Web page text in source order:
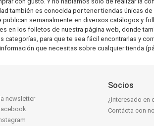
también es conocida por tener tiendas únicas
semanalmente en diversos catálogos y
en los folletos de nuestra página web, donde
para que te sea fácil encontrarlas y
que necesitas sobre cualquier tienda
newsletter
Socios
¿Interesado en
Contácta con